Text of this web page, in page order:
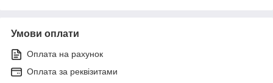
Умови оплати
Оплата на рахунок
Оплата за реквізитами